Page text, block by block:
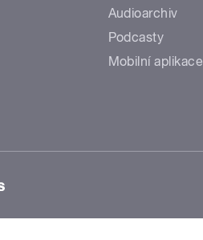
Audioarchiv
Podcasty
Mobilní aplikace